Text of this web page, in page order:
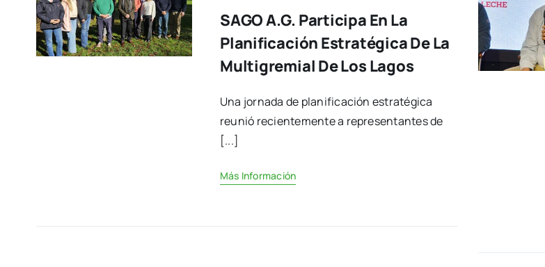
SAGO A.G. Participa En La
Planificación Estratégica De La
Multigremial De Los Lagos
Una jornada de planificación estratégica
reunió recientemente a representantes de
[...]
Más Información